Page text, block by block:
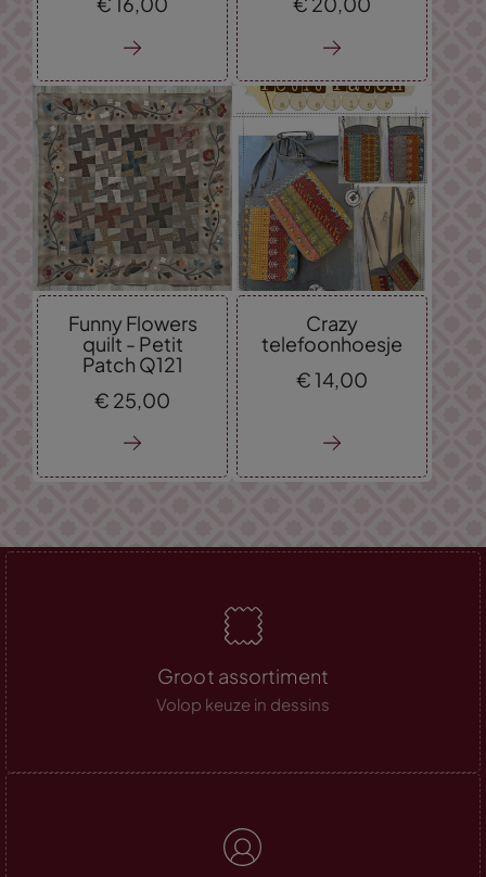
Funny Flowers
quilt - Petit
Patch Q121
€ 25, 00
Crazy
telefoonhoesje
€14, 00
Groot assortiment
Volop keuze in dessins